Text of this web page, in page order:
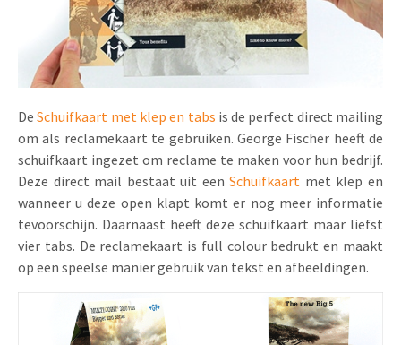
DeSchuifkaart met klep en tabs is de perfect direct mailing
om als reclamekaart te gebruiken. George Fischer heeft de
schuifkaart ingezet om reclame te maken voor hun bedrijf.
Deze direct mail bestaat uit eenSchuifkaart met klep en
wanneer u deze open klapt komt er nog meer informatie
tevoorschijn. Daarnaast heeft deze schuifkaart maar liefst
vier tabs. De reclamekaart is full colour bedrukt en maakt
op een speelse manier gebruik van tekst en afbeeldingen.
Pop-up Kaarten
Geluidskaarten
Lenticular Cards
Twin Sliders
Tabkaarten
Budget kaarten
Andere opvallende mailings
Alle producten
Media Marketing
Automotive Marketing
Non-profit Marketing
Marketing in de Zorg
Duurzame Marketing
Marketing voor Scholen
Horeca Marketing
Food Marketing
Uitnodigingen
Product Introductie
Kalender maken
Klantenbinding
Over Ons
Vacatures
Contactgegevens
Duurzaamheid
Brochure downloaden